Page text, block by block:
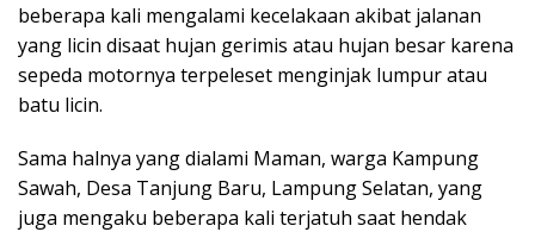
beberapa kali mengalami kecelakaan akibat jalanan
yang licin disaat hujan gerimis atau hujan besar karena
sepeda motornya terpeleset menginjak lumpur atau
batu licin.
Sama halnya yang dialami Maman, warga Kampung
Sawah, Desa Tanjung Baru, Lampung Selatan, yang
juga mengaku beberapa kali terjatuh saat hendak